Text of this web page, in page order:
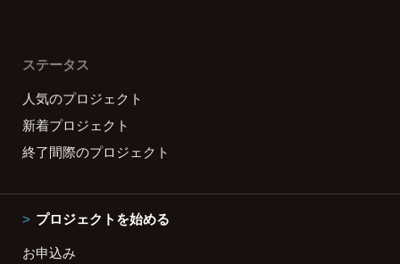
ステータス
人気のプロジェクト
新着プロジェクト
終了間際のプロジェクト
プロジェクトを始める
お申込み